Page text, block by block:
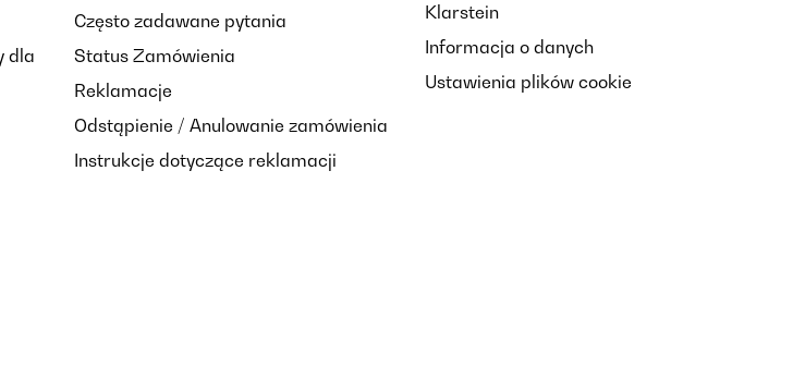
dla
Często zadawane pytania
Status Zamówienia
Reklamacje
Odstąpienie / Anulowanie zamówienia
Instrukcje dotyczące reklamacji
Klarstein
Informacja o danych
Ustawienia plików cookie